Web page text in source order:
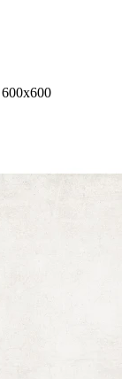
600x600